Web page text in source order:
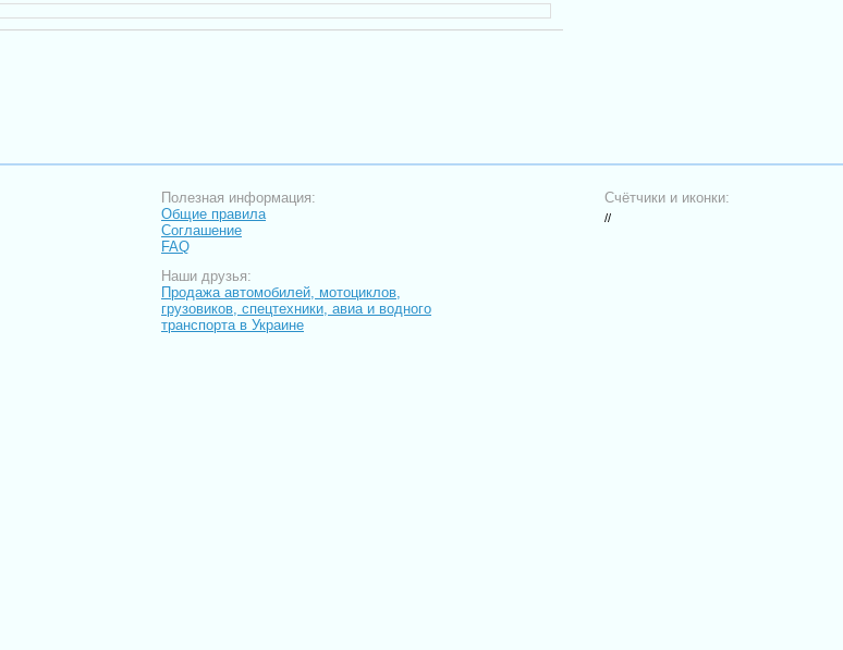
Полезная информация:
Общие правила
Соглашение
FAQ
Наши друзья:
Продажа автомобилей, мотоциклов,
грузовиков, спецтехники, авиа и водного
транспорта в Украине
Счётчики и иконки:
//